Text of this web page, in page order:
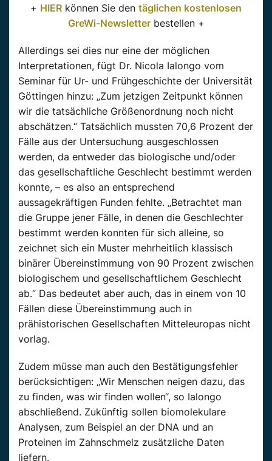
+ HIER können Sie den täglichen kostenlosen
GreWi-Newsletterbestellen +
Allerdings sei dies nur eine der möglichen
Interpretationen, fügt Dr. Nicola Ialongo vom
Seminar für Ur- und Frühgeschichte der Universität
Göttingen hinzu: „Zum jetzigen Zeitpunkt können
wir die tatsächliche Größenordnung noch nicht
abschätzen.“ Tatsächlich mussten 70,6 Prozent der
Fälle aus der Untersuchung ausgeschlossen
werden, da entweder das biologische und/oder
das gesellschaftliche Geschlecht bestimmt werden
konnte, – es also an entsprechend
aussagekräftigen Funden fehlte. „Betrachtet man
die Gruppe jener Fälle, in denen die Geschlechter
bestimmt werden konnten für sich alleine, so
zeichnet sich ein Muster mehrheitlich klassisch
binärer Übereinstimmung von 90 Prozent zwischen
biologischem und gesellschaftlichem Geschlecht
ab.“ Das bedeutet aber auch, das in einem von 10
Fällen diese Übereinstimmung auch in
prähistorischen Gesellschaften Mitteleuropas nicht
vorlag.
Zudem müsse man auch den Bestätigungsfehler
berücksichtigen: „Wir Menschen neigen dazu, das
zu finden, was wir finden wollen“, so Ialongo
abschließend. Zukünftig sollen biomolekulare
Analysen, zum Beispiel an der DNA und an
Proteinen im Zahnschmelz zusätzliche Daten
liefern.